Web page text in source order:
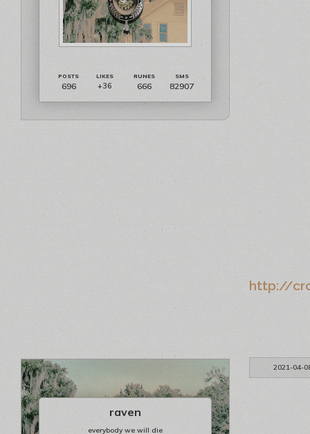
696 +36 666 82907
http://
2021-04-
raven
everybody we will die